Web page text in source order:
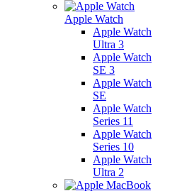
Apple Watch
Apple Watch
Ultra 3
Apple Watch
SE 3
Apple Watch
SE
Apple Watch
Series 11
Apple Watch
Series 10
Apple Watch
Ultra 2